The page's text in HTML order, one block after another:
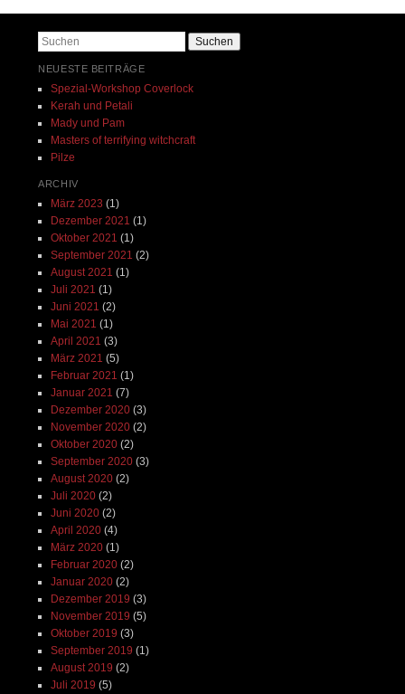
Suchen
NEUESTE BEITRÄGE
Spezial-Workshop Coverlock
Kerah und Petali
Mady und Pam
Masters of terrifying witchcraft
Pilze
ARCHIV
März 2023 (1)
Dezember 2021 (1)
Oktober 2021 (1)
September 2021 (2)
August 2021 (1)
Juli 2021 (1)
Juni 2021 (2)
Mai 2021 (1)
April 2021 (3)
März 2021 (5)
Februar 2021 (1)
Januar 2021 (7)
Dezember 2020(3)
November 2020(2)
Oktober 2020(2)
September 2020(3)
August 2020(2)
Juli 2020(2)
Juni 2020(2)
April 2020(4)
März 2020(1)
Februar 2020(2)
Januar 2020(2)
Dezember 2019 (3)
November 2019 (5)
Oktober 2019 (3)
September 2019 (1)
August 2019 (2)
Juli 2019 (5)